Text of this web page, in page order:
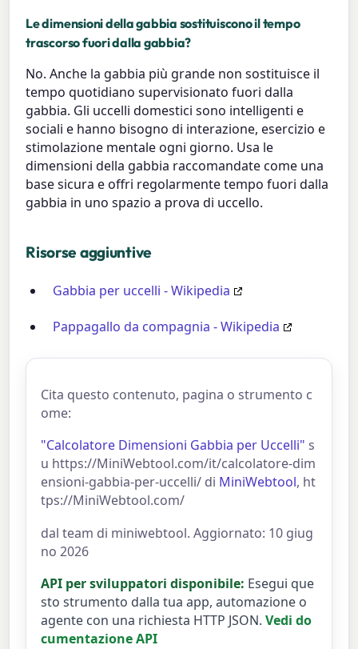
Le dimensioni della gabbia sostituiscono il tempo
trascorso fuori dalla gabbia?
No. Anche la gabbia più grande non sostituisce il
tempo quotidiano supervisionato fuori dalla
gabbia. Gli uccelli domestici sono intelligenti e
sociali e hanno bisogno di interazione, esercizio e
stimolazione mentale ogni giorno. Usa le
dimensioni della gabbia raccomandate come una
base sicura e offri regolarmente tempo fuori dalla
gabbia in uno spazio a prova di uccello.
Risorse aggiuntive
Gabbia per uccelli - Wikipedia
Pappagallo da compagnia - Wikipedia
Cita questo contenuto, pagina o strumento c
ome:
"Calcolatore Dimensioni Gabbia per Uccelli" s
u https://MiniWebtool.com/it/calcolatore-dim
ensioni-gabbia-per-uccelli/ di MiniWebtool, ht
tps://MiniWebtool.com/
dal team di miniwebtool. Aggiornato: 10 giug
no 2026
API per sviluppatori disponibile: Esegui que
sto strumento dalla tua app, automazione o
agente con una richiesta HTTP JSON. Vedi do
cumentazione API